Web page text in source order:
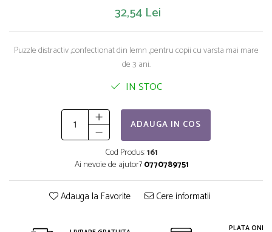
32,54 Lei
Puzzle distractiv ,confectionat din lemn ,pentru copii cu varsta mai mare
de 3 ani.
IN STOC
ADAUGA IN COS
Cod Produs:161
Ai nevoie de ajutor?0770789751
Adauga la Favorite Cere informatii
PLATA